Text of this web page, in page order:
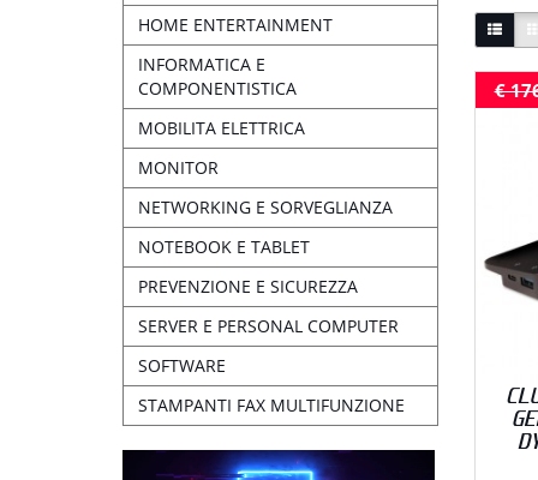
HOME ENTERTAINMENT
INFORMATICA E
COMPONENTISTICA
MOBILITA ELETTRICA
MONITOR
NETWORKING E SORVEGLIANZA
NOTEBOOK E TABLET
PREVENZIONE E SICUREZZA
SERVER E PERSONAL COMPUTER
SOFTWARE
STAMPANTI FAX MULTIFUNZIONE
€